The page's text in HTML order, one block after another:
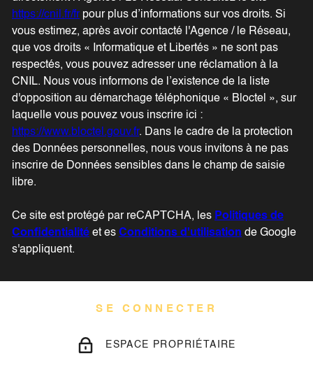
https://cnil.fr/frpour plus d’informations sur vos droits. Si
vous estimez, après avoir contacté l'Agence / le Réseau,
que vos droits « Informatique et Libertés » ne sont pas
respectés, vous pouvez adresser une réclamation à la
CNIL. Nous vous informons de l’existence de la liste
d'opposition au démarchage téléphonique « Bloctel », sur
laquelle vous pouvez vous inscrire ici :
https://www.bloctel.gouv.fr. Dans le cadre de la protection
des Données personnelles, nous vous invitons à ne pas
inscrire de Données sensibles dans le champ de saisie
libre.
Ce site est protégé par reCAPTCHA, les Politiques de
Confidentialité et es Conditions d'utilisation de Google
s'appliquent.
SE CONNECTER
ESPACE PROPRIÉTAIRE